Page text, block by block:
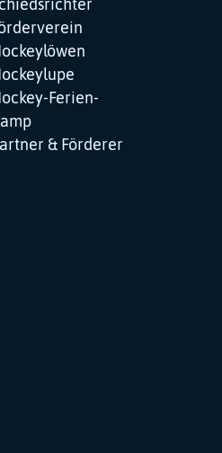
Ferien-
& Förderer